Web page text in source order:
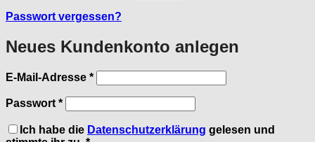
Passwort vergessen?
Neues Kundenkonto anlegen
E-Mail-Adresse *Erforderlich
Passwort *Erforderlich
Ich habe die Datenschutzerklärung gelesen und